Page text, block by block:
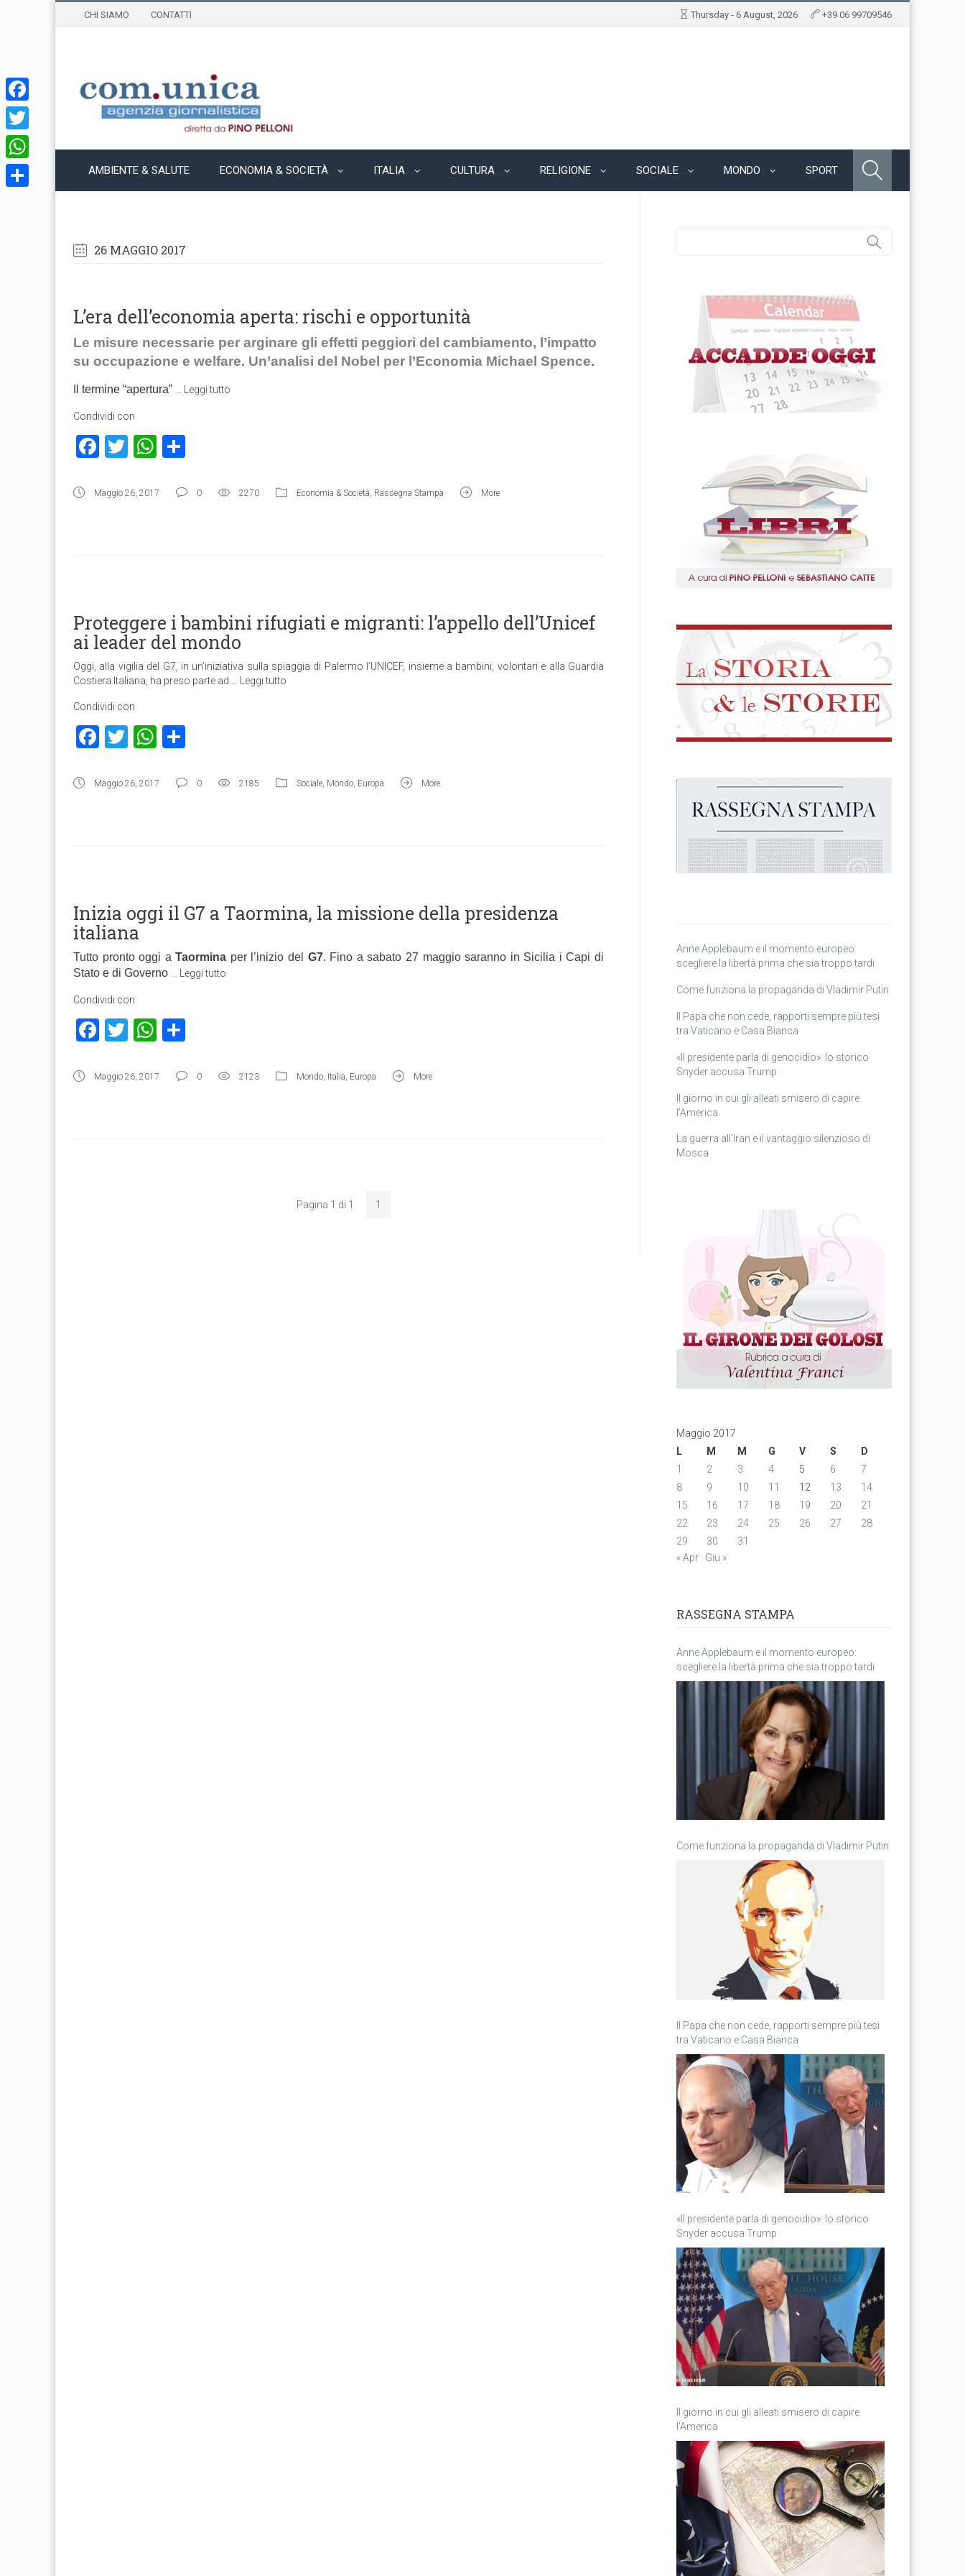
CHI SIAMO CONTATTI Thursday - 6 August, 2026 +39 06 99709546
AMBIENTE & SALUTE ECONOMIA & SOCIETÀ ITALIA CULTURA RELIGIONE SOCIALE MONDO SPORT
26 MAGGIO 2017
L’era dell’economia aperta: rischi e opportunità
Le misure necessarie per arginare gli effetti peggiori del cambiamento, l’impatto
su occupazione e welfare. Un’analisi del Nobel per l’Economia Michael Spence.
Il termine “apertura” Leggi tutto
Condividi con
Facebook
TwitterWhatsApp
Maggio 26, 2017 0 2270 Economia & Società, Rassegna Stampa More
Proteggere i bambini rifugiati e migranti: l’appello dell’Unicef
ai leader del mondo
Oggi, alla vigilia del G7, in un’iniziativa sulla spiaggia di Palermo l’UNICEF, insieme a bambini, volontari e alla Guardia
Costiera Italiana, ha preso parte ad …
Leggi tutto
Condividi con
Facebook
TwitterWhatsApp
Maggio 26, 2017 0 2185 Sociale, Mondo, Europa More
Inizia oggi il G7 a Taormina, la missione della presidenza
italiana
Tutto pronto oggi aTaormina per l’inizio del G7. Fino a sabato 27 maggio saranno in Sicilia i Capi di
Stato e di Governo
Leggi tutto
Condividi con
Facebook
TwitterWhatsApp
Maggio 26, 2017 0 2123 Mondo, Italia, Europa More
Pagina 1 di 1 1
Anne Applebaum e il momento europeo:
scegliere la libertà prima che sia troppo tardi
Come funziona la propaganda di Vladimir Putin
Il Papa che non cede, rapporti sempre più tesi
tra Vaticano e Casa Bianca
«Il presidente parla di genocidio»: lo storico
Snyder accusa Trump
Il giorno in cui gli alleati smisero di capire
l’America
La guerra all’Iran e il vantaggio silenzioso di
Mosca
Maggio 2017
L
M M G V S
D
1
2 3 4 5 6
7
8
9 10 11 12 13
14
15
16 17 18 19 20
21
22
23 24 25 26 27
28
29
30
31
« Apr
Giu »
RASSEGNA STAMPA
Anne Applebaum e il momento europeo:
scegliere la libertà prima che sia troppo tardi
Come funziona la propaganda di Vladimir Putin
Il Papa che non cede, rapporti sempre più tesi
tra Vaticano e Casa Bianca
«Il presidente parla di genocidio»: lo storico
Snyder accusa Trump
Il giorno in cui gli alleati smisero di capire
l’America
Facebook
Twitter
WhatsApp